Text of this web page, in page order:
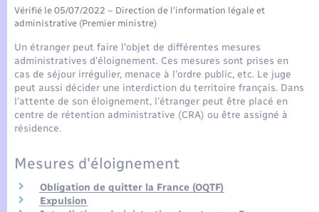
Transports
Voirie et espace public
Vérifié le 05/07/2022 – Direction de l'information légale et
administrative (Premier ministre)
Un étranger peut faire l'objet de différentes mesures
administratives d'éloignement. Ces mesures sont prises en
cas de séjour irrégulier, menace à l'ordre public, etc. Le juge
peut aussi décider une interdiction du territoire français. Dans
l'attente de son éloignement, l'étranger peut être placé en
centre de rétention administrative (CRA) ou être assigné à
résidence.
Mesures d'éloignement
Obligation de quitter la France (OQTF)
Expulsion